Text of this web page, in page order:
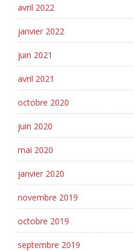
avril 2022
janvier 2022
juin 2021
avril 2021
octobre 2020
juin 2020
mai 2020
janvier 2020
novembre 2019
octobre 2019
septembre 2019